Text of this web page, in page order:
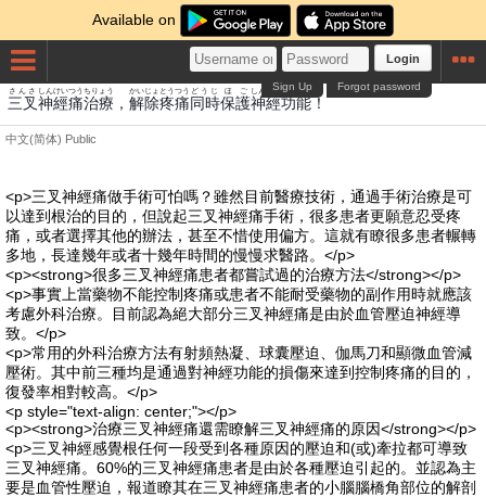
Available on
Login
Forgot password
Sign Up
三叉
さんさ
神經痛
しんけいつう
治療
ちりょう
， 解除
かいじょ
疼痛
とうつう
同時
どうじ
保護
ほご
神經
しんけい
功
こう
能
のう
！
中文(简体) Public
<p>三叉神經痛做手術可怕嗎？雖然目前醫療技術，通過手術治療是可
以達到根治的目的，但說起三叉神經痛手術，很多患者更願意忍受疼
痛，或者選擇其他的辦法，甚至不惜使用偏方。這就有瞭很多患者輾轉
多地，長達幾年或者十幾年時間的慢慢求醫路。</p>
<p><strong>很多三叉神經痛患者都嘗試過的治療方法</strong></p>
<p>事實上當藥物不能控制疼痛或患者不能耐受藥物的副作用時就應該
考慮外科治療。目前認為絕大部分三叉神經痛是由於血管壓迫神經導
致。</p>
<p>常用的外科治療方法有射頻熱凝、球囊壓迫、伽馬刀和顯微血管減
壓術。其中前三種均是通過對神經功能的損傷來達到控制疼痛的目的，
復發率相對較高。</p>
<p style="text-align: center;"></p>
<p><strong>治療三叉神經痛還需瞭解三叉神經痛的原因</strong></p>
<p>三叉神經感覺根任何一段受到各種原因的壓迫和(或)牽拉都可導致
三叉神經痛。60%的三叉神經痛患者是由於各種壓迫引起的。並認為主
要是血管性壓迫，報道瞭其在三叉神經痛患者的小腦腦橋角部位的解剖